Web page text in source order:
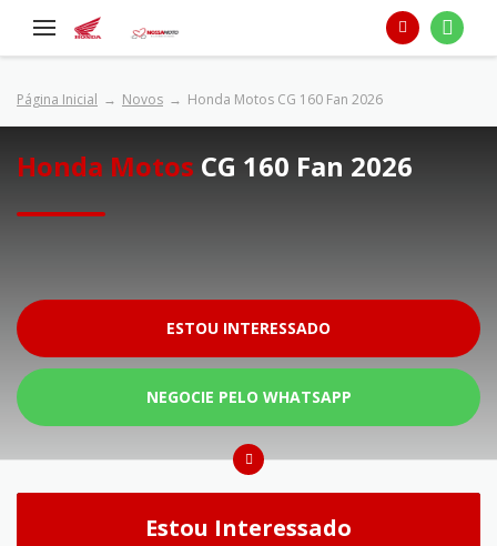
Página Inicial Novos Honda Motos CG 160 Fan 2026
Honda Motos CG 160 Fan 2026
ESTOU INTERESSADO
NEGOCIE PELO WHATSAPP
Estou Interessado